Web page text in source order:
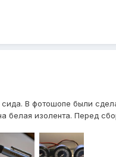
В фотошопе были
белая изолента. Перед